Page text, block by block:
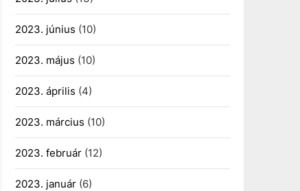
2023. június (10)
2023. május (10)
2023. április (4)
2023. március (10)
2023. február(12)
2023. január(6)